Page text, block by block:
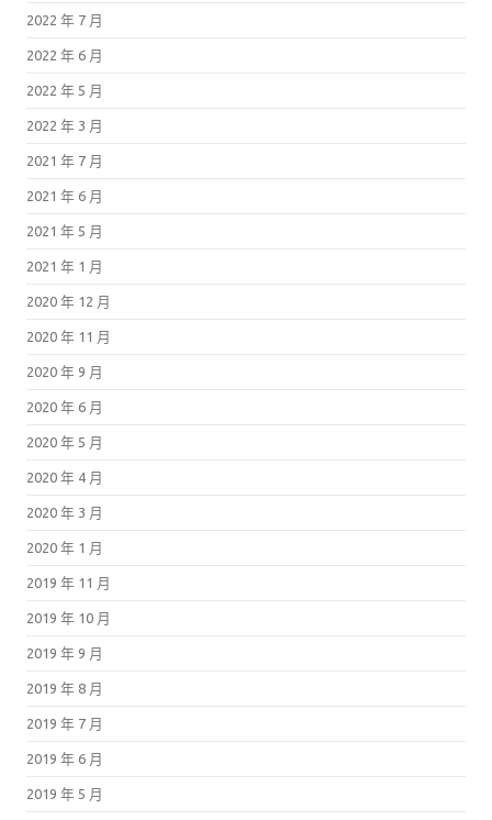
2022 年 7 月
2022 年 6 月
2022 年 5 月
2022 年 3 月
2021 年 7 月
2021 年 6 月
2021 年 5 月
2021 年 1 月
2020 年 12 月
2020 年 11 月
2020 年 9 月
2020 年 6 月
2020 年 5 月
2020 年 4 月
2020 年 3 月
2020 年 1 月
2019 年 11 月
2019 年 10 月
2019 年 9 月
2019 年 8 月
2019 年 7 月
2019 年 6 月
2019 年 5 月